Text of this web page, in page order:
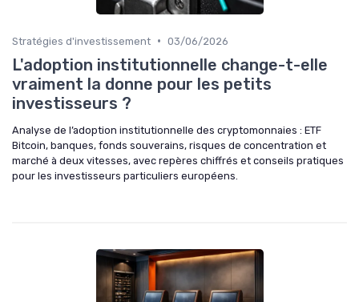
Stratégies d'investissement • 03/06/2026
L'adoption institutionnelle change-t-elle
vraiment la donne pour les petits
investisseurs ?
Analyse de l’adoption institutionnelle des cryptomonnaies : ETF
Bitcoin, banques, fonds souverains, risques de concentration et
marché à deux vitesses, avec repères chiffrés et conseils pratiques
pour les investisseurs particuliers européens.